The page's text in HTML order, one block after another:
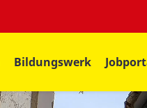
Bildungswerk